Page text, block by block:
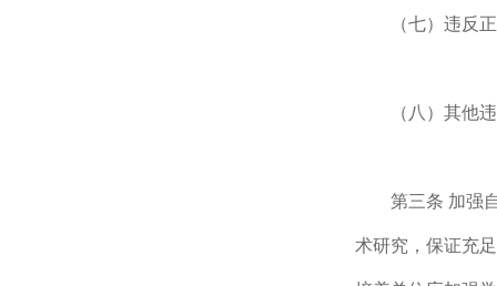
（七）违反
（八）其他
第三条 加强
术研究，保证充